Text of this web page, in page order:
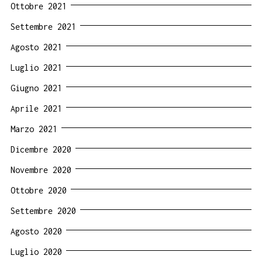
Ottobre 2021
Settembre 2021
Agosto 2021
Luglio 2021
Giugno 2021
Aprile 2021
Marzo 2021
Dicembre 2020
Novembre 2020
Ottobre 2020
Settembre 2020
Agosto 2020
Luglio 2020